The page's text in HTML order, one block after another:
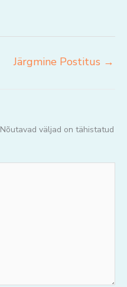
Järgmine Postitus →
Nõutavad väljad on tähistatud